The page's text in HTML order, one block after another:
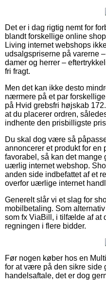
Det er i dag rigtig nemt for
blandt forskellige online
Living internet webshops
udsalgspriserne på varerne
damer og herrer –
fri fragt.
Men det kan ikke desto
nærmere på et par
på Hvid grebsfri højskab
at du placerer ordren,
indhente den prisbilligste
Du skal dog være så
annoncerer et produkt for
favorabel, så kan det
uærlig internet webshop.
anden side indbefattet af et
overfor uærlige internet
Generelt slår vi et slag for
mobilbetaling. Som
som fx ViaBill, i tilfælde af at
regningen i flere bidder.
Før nogen køber hos en
for at være på den sikre
handelsaftale, det er dog